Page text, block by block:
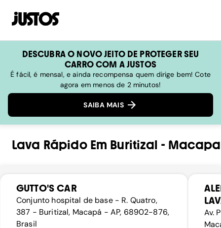
DESCUBRA O NOVO JEITO DE PROTEGER SEU
CARRO COM A JUSTOS
É fácil, é mensal, e ainda recompensa quem dirige bem! Cote
agora em menos de 2 minutos!
SAIBA MAIS
Lava RápidoEm Buritizal - Macapa
GUTTO'S CAR
Conjunto hospital de base - R. Quatro,
387 - Buritizal, Macapá - AP, 68902-876,
Brasil
Av.